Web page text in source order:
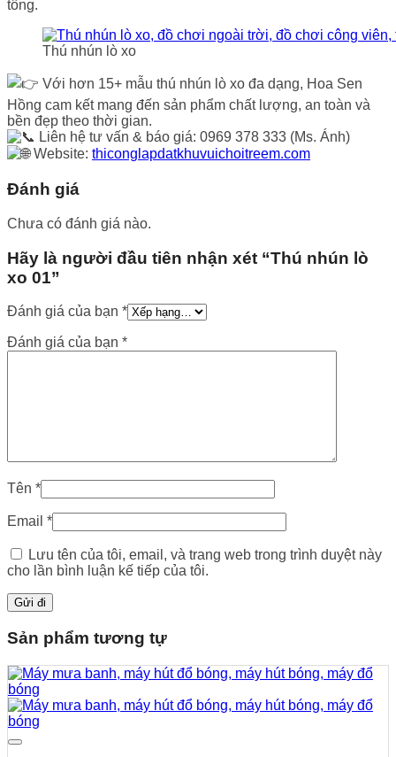
tông.
Thú nhún lò xo
Với hơn 15+ mẫu thú nhún lò xo đa dạng, Hoa Sen
Hồng cam kết mang đến sản phẩm chất lượng, an toàn và
bền đẹp theo thời gian.
Liên hệ tư vấn & báo giá: 0969 378 333 (Ms. Ánh)
Website: thiconglapdatkhuvuichoitreem.com
Đánh giá
Chưa có đánh giá nào.
Hãy là người đầu tiên nhận xét “Thú nhún lò
xo 01”
Đánh giá của bạn *
Đánh giá của bạn *
Tên *
Email *
Lưu tên của tôi, email, và trang web trong trình duyệt này
cho lần bình luận kế tiếp của tôi.
Sản phẩm tương tự